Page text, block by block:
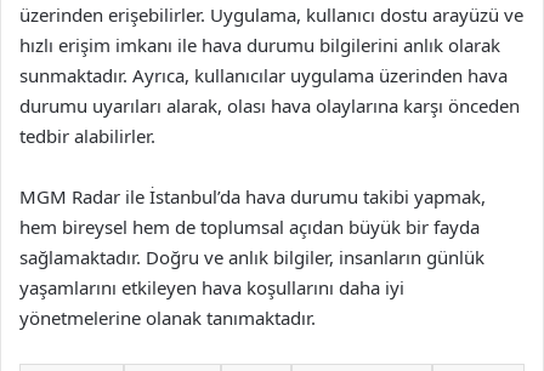
üzerinden erişebilirler. Uygulama, kullanıcı dostu arayüzü ve
hızlı erişim imkanı ile hava durumu bilgilerini anlık olarak
sunmaktadır. Ayrıca, kullanıcılar uygulama üzerinden hava
durumu uyarıları alarak, olası hava olaylarına karşı önceden
tedbir alabilirler.
MGM Radar ile İstanbul’da hava durumu takibi yapmak,
hem bireysel hem de toplumsal açıdan büyük bir fayda
sağlamaktadır. Doğru ve anlık bilgiler, insanların günlük
yaşamlarını etkileyen hava koşullarını daha iyi
yönetmelerine olanak tanımaktadır.